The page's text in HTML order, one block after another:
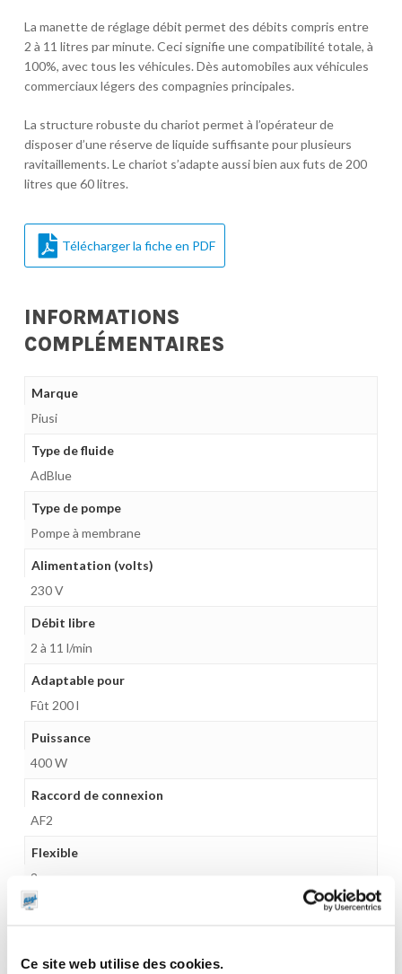
Ce site web utilise des cookies.
La manette de réglage débit permet des débits compris entre
2 à 11 litres par minute. Ceci signifie une compatibilité totale, à
100%, avec tous les véhicules. Dès automobiles aux véhicules
commerciaux légers des compagnies principales.
La structure robuste du chariot permet à l’opérateur de
disposer d’une réserve de liquide suffisante pour plusieurs
ravitaillements. Le chariot s’adapte aussi bien aux futs de 200
litres que 60 litres.
Télécharger la fiche en PDF
INFORMATIONS
COMPLÉMENTAIRES
Marque
Piusi
Type de fluide
AdBlue
Type de pompe
Pompe à membrane
Alimentation (volts)
230 V
Débit libre
2 à 11 l/min
Adaptable pour
Fût 200 l
Puissance
400 W
Raccord de connexion
AF2
Flexible
2 m
Compteur
Chariot